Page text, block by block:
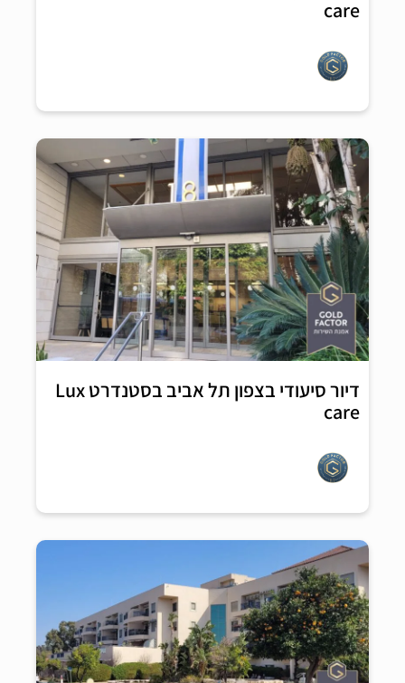
care
דיור סיעודי בצפון תל אביב בסטנדרט Lux
care